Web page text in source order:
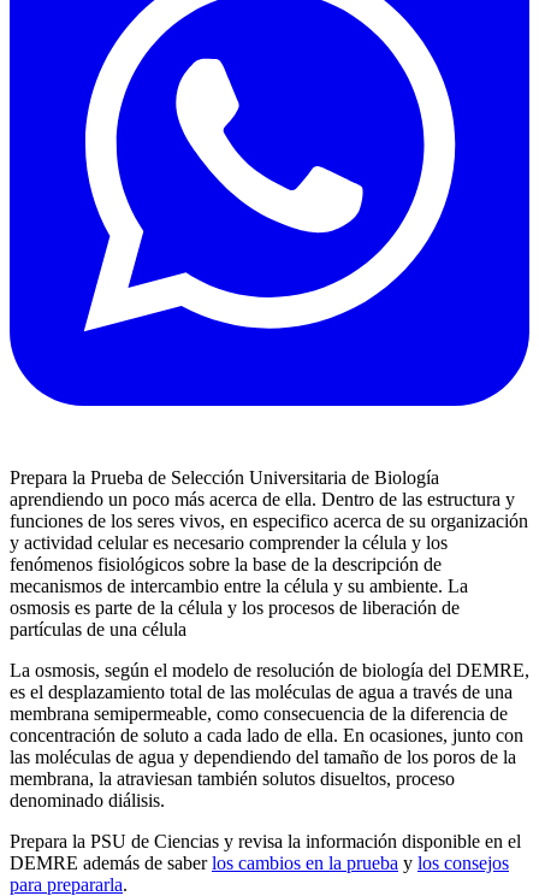
Prepara la Prueba de Selección Universitaria de Biología
aprendiendo un poco más acerca de ella. Dentro de las estructura y
funciones de los seres vivos, en especifico acerca de su organización
y actividad celular es necesario comprender la célula y los
fenómenos fisiológicos sobre la base de la descripción de
mecanismos de intercambio entre la célula y su ambiente. La
osmosis es parte de la célula y los procesos de liberación de
partículas de una célula
La osmosis, según el modelo de resolución de biología del DEMRE,
es el desplazamiento total de las moléculas de agua a través de una
membrana semipermeable, como consecuencia de la diferencia de
concentración de soluto a cada lado de ella. En ocasiones, junto con
las moléculas de agua y dependiendo del tamaño de los poros de la
membrana, la atraviesan también solutos disueltos, proceso
denominado diálisis.
Prepara la PSU de Ciencias y revisa la información disponible en el
DEMRE además de saberlos cambios en la prueba y los consejos
para prepararla.